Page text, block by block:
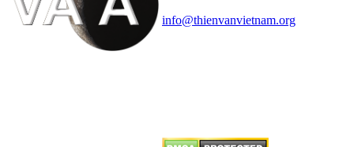
info@thienvanvietnam.org